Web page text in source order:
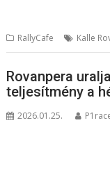
RallyCafe Kalle
Rovanpera
teljesítmény a
2026.01.25.